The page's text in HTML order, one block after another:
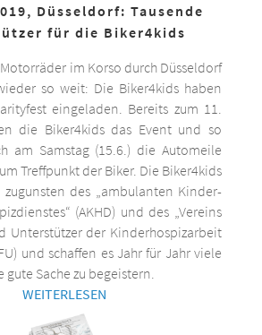
Düsseldorf: Tausende
für die Biker4kids
im Korso durch Düsseldorf
so weit: Die Biker4kids haben
eingeladen. Bereits zum 11.
die Biker4kids das Event und so
am Samstag (15.6.) die Automeile
Treffpunkt der Biker. Die Biker4kids
zugunsten des „ambulanten Kinder-
(AKHD) und des „Vereins
Unterstützer der Kinderhospizarbeit
und schaffen es Jahr für Jahr viele
gute Sache zu begeistern.
WEITERLESEN